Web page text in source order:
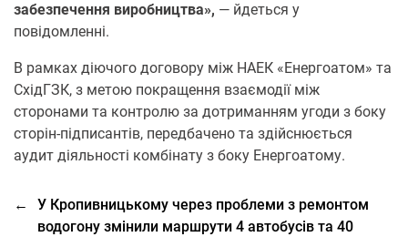
забезпечення виробництва», — йдеться у
повідомленні.
В рамках діючого договору між НАЕК «Енергоатом» та
СхідГЗК, з метою покращення взаємодії між
сторонами та контролю за дотриманням угоди з боку
сторін-підписантів, передбачено та здійснюється
аудит діяльності комбінату з боку Енергоатому.
←
У Кропивницькому через проблеми з ремонтом
водогону змінили маршрути 4 автобусів та 40